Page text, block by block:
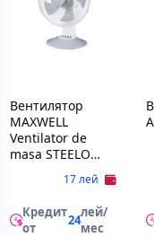
Вентилятор
MAXWELL
Ventilator de
masa STEELO
17 лей
Кредит
от
24лей/
мес